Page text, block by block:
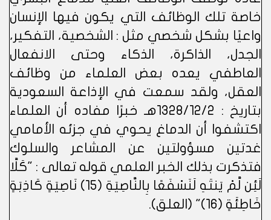
خاصة تلك الوظائف التي يكون فيها الإنسان
واعيًا بشكل شخصي مثل : الشخصية، التفكير،
الجدل، الذاكرة، الذكاء وحتى الانفعال
العاطفي يعده بعض العلماء من وظائف
العقل، ولقد سمعت في الإذاعة السعودية
بتاريخ : 1328/12/2هـ خبرًا مفاده أن العلماء
اكتشفوا أن الدماغ يحوي في جزئه الأمامي
غدتين مسؤولتين عن المشاعر والسلوك
فتذكرت بذلك الخبر العلمي قوله تعالى : "كَلَّا
لَئِن لَّمْ يَنتَهِ لَنَسْفَعًا بِالنَّاصِيَةِ (15) نَاصِيَةٍ كَاذِبَةٍ
خَاطِئَةٍ (16)" (العلق).